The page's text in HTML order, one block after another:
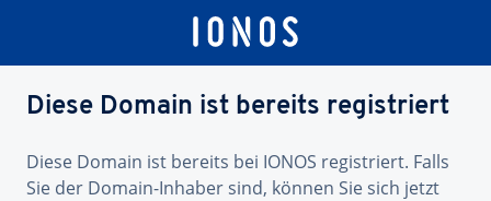
Diese Domain ist bereits registriert
Diese Domain ist bereits bei IONOS registriert. Falls
Sie der Domain-Inhaber sind, können Sie sich jetzt